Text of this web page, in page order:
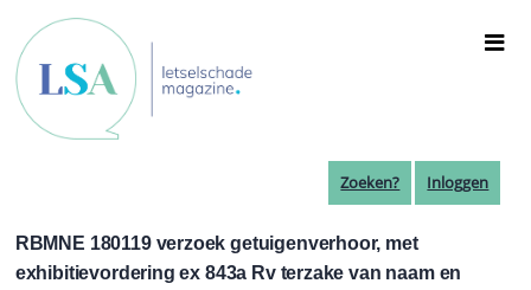
naar
de
inhoud
gaan
Zoeken? Inloggen
RBMNE 180119 verzoek getuigenverhoor, met
exhibitievordering ex 843a Rv terzake van naam en